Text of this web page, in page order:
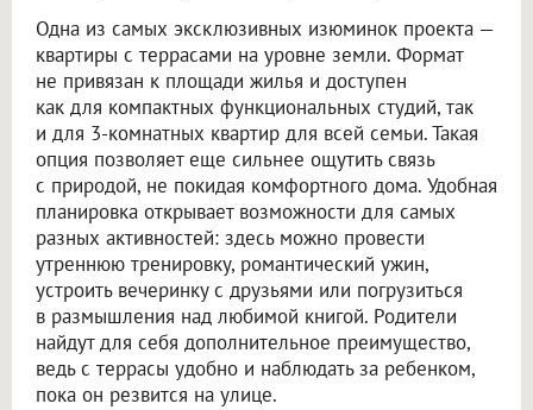
Одна из самых эксклюзивных изюминок проекта —
квартиры с террасами на уровне земли. Формат
не привязан к площади жилья и доступен
как для компактных функциональных студий, так
и для 3-комнатных квартир для всей семьи. Такая
опция позволяет еще сильнее ощутить связь
с природой, не покидая комфортного дома. Удобная
планировка открывает возможности для самых
разных активностей: здесь можно провести
утреннюю тренировку, романтический ужин,
устроить вечеринку с друзьями или погрузиться
в размышления над любимой книгой. Родители
найдут для себя дополнительное преимущество,
ведь с террасы удобно и наблюдать за ребенком,
пока он резвится на улице.